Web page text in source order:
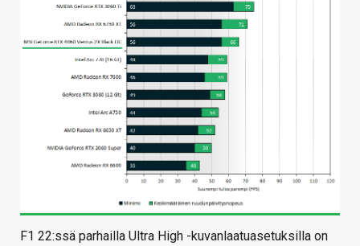
F1 22:ssä parhailla Ultra High -kuvanlaatuasetuksilla on